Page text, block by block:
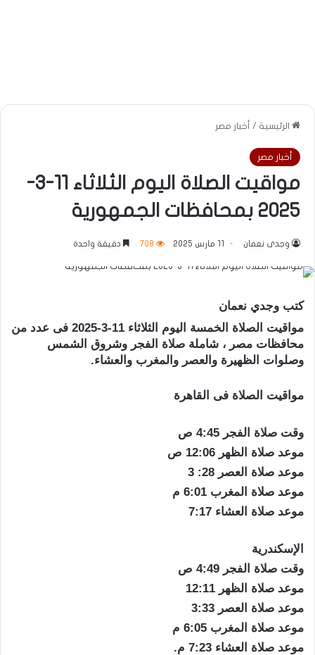
الرئيسية / أخبار مصر
أخبار مصر
مواقيت الصلاة اليوم الثلاثاء 11-3-
2025 بمحافظات الجمهورية
وجدى نعمان 11 مارس 2025 708 دقيقة واحدة
كتب وجدي نعمان
مواقيت الصلاة الخمسة اليوم الثلاثاء 11-3-2025 فى عدد من
محافظات مصر ، شاملة صلاة الفجر وشروق الشمس
وصلوات الظهيرة والعصر والمغرب والعشاء.
مواقيت الصلاة فى القاهرة
وقت صلاة الفجر 4:45 ص
موعد صلاة الظهر 12:06 ص
موعد صلاة العصر 28: 3
موعد صلاة المغرب 6:01 م
موعد صلاة العشاء 7:17
الإسكندرية
وقت صلاة الفجر 4:49 ص
موعد صلاة الظهر 12:11
موعد صلاة العصر 3:33
موعد صلاة المغرب 6:05 م
موعد صلاة العشاء 7:23 م.